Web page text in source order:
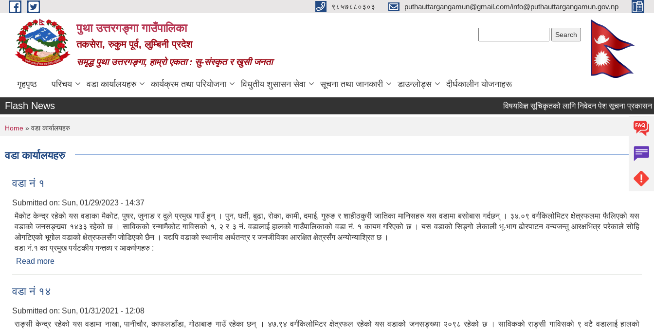
Skip to main content ९८५७८८०३०३ puthauttargangamun@gmail.com/info@puthauttargangamun.gov,np
पुथा उत्तरगङ्गा गाउँपालिका
तकसेरा, रुकुम पूर्व, लुम्बिनी प्रदेश
समृद्ध पुथा उत्तरगङ्गा, हाम्रो एकता : सु-संस्कृत र खुसी जनता
गृहपृष्ठ परिचय वडा कार्यालयहरु कार्यक्रम तथा परियोजना विधुतीय शुसासन सेवा सूचना तथा जानकारी डाउन्लोड्स दीर्घकालीन योजनाहरू
Flash News विषयविज्ञ सूचिकृतको लागि निवेदन पेश सूचना प्रकासन
You are here
Home » वडा कार्यालयहरु
वडा कार्यालयहरु
वडा नं १
Submitted on: Sun, 01/29/2023 - 14:37
मैकोट केन्द्र रहेको यस वडाका मैकोट, पुषर, जुनाङ र दुले प्रमुख गाउँ हुन् । पुन, घर्ती, बुढा, रोका, कामी, दमाई, गुरुङ र शाहीठकुरी जातिका मानिसहरु यस वडामा बसोबास गर्दछन् । ३४.०९ वर्गकिलोमिटर क्षेत्रफलमा फैलिएको यस
वडाको जनसङ्ख्या १४३३ रहेको छ । साविकको रन्मामैकोट गाविसको १, २ र ३ नं. वडालाई हालको गाउँपालिकाको वडा नं. १ कायम गरिएको छ । यस वडाको सिङ्गो लेकाली भू-भाग ढोरपाटन वन्यजन्तु आरक्षभित्र परेकाले सोहि
ओगटिएको भूगोल वडाको क्षेत्रफलसँग जोडिएको छैन । यद्यपि वडाको स्थानीय अर्थतन्त्र र जनजीविका आरक्षित क्षेत्रसँग अन्योन्याश्रित छ ।
वडा नं.१ का प्रमुख पर्यटकीय गन्तव्य र आकर्षणहरु :
Read more
वडा नं १४
Submitted on: Sun, 01/31/2021 - 12:08
राङ्सी केन्द्र रहेको यस वडामा नाखा, पानीचौर, काफलडाँडा, गोठाबाङ गाउँ रहेका छन् । ४७.९४ वर्गकिलोमिटर क्षेत्रफल रहेको यस वडाको जनसङ्ख्या २०९८ रहेको छ । साविकको राङ्सी गाविसको ९ वटै वडालाई हालको